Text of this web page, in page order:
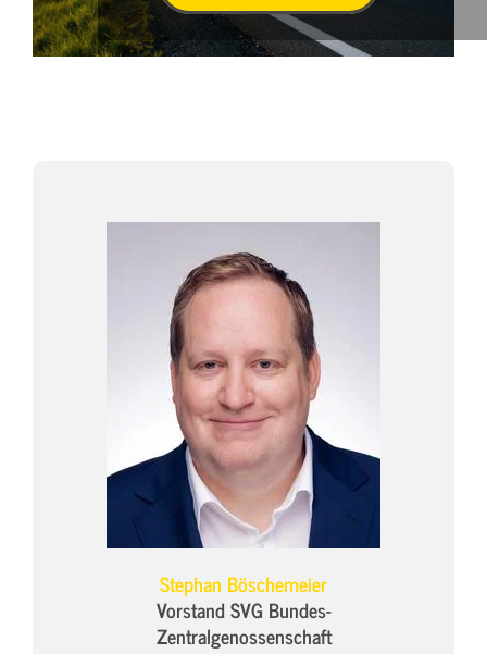
Stephan Böschemeier
Vorstand SVG Bundes-
Zentralgenossenschaft